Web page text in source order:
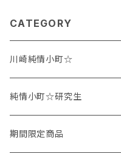
CATEGORY
川崎純情小町☆
鶴田ちなみ
蜂須賀ゆず
純情小町☆研究生
期間限定商品